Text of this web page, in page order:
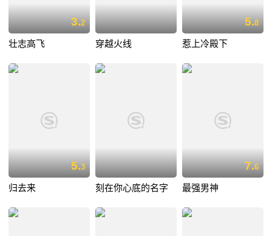
3.2
壮志高飞 穿越火线
5.8
惹上冷殿下
5.3
归去来 刻在你心底的名字
7.6
最强男神